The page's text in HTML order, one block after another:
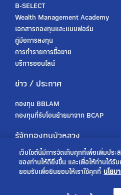
B-SELECT
Wealth Management Academy
เอกสารกองทุนและแบบฟอร์ม
คู่มือการลงทุน
การทำรายการซื้อขาย
บริการออนไลน์
ข่าว / ประกาศ
กองทุน BBLAM
กองทุนที่รับโอนย้ายมาจาก BCAP
รู้จักกองทุนบัวหลวง
เกี่ยวกับเรา
การกำกับดูแล
เว็บไซต์นี้มีการจัดเก็บคุกกี้เพื่อเพิ่มประ
ของท่านให้ดียิ่งขึ้น และเพื่อให้ท่านได้
ยอมรับเพื่อยินยอมให้เราใช้คุกกี้ นโยบ